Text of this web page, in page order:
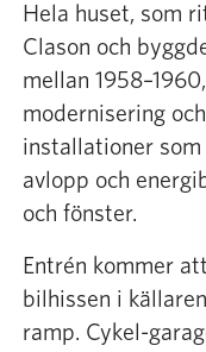
Hela huset, som
Clason och
mellan
modernisering
installationer
avlopp och
och fönster.
Entrén kommer
bilhissen i
ramp. Cykel-